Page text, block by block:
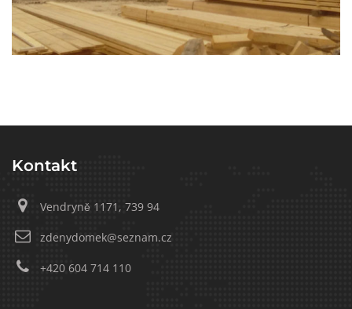
Kontakt
Vendryně 1171, 739 94
zdenydomek@seznam.cz
+420 604 714 110